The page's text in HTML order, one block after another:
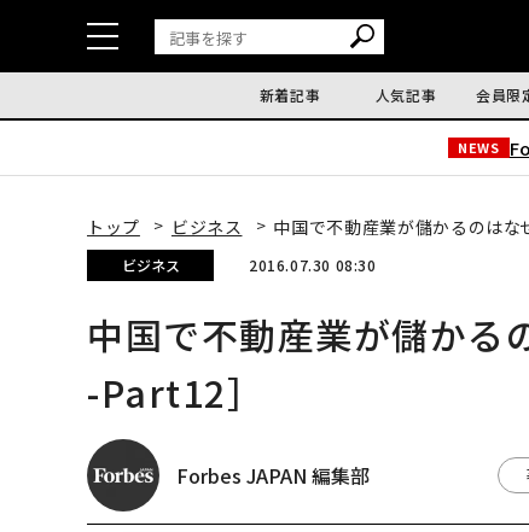
新着記事 人気記事 会員限
NEWS
トップ ビジネス 中国で不動産業が儲かるのは
ビジネス 2016.07.30 08:30
中国で不動産業が儲かる
-Part12］
Forbes JAPAN 編集部